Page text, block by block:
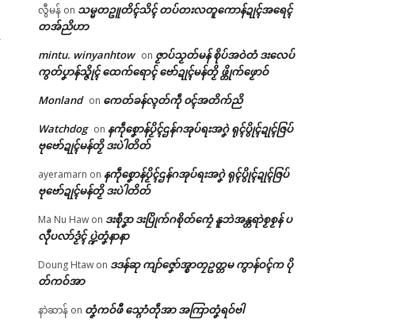
လွီမန် on သမ္မတဥူတိၚ်သိၚ် တပ်တးလတူကောန်ဍုၚ်အရေၚ်
တအ်ညိဟာ
mintu. winyanhtow on ဇၟာပ်သၟတ်မန် စိုပ်အဝဲတံ ဒးလေပ်
ကွတ်ပၞာန်သ္ဇိုၚ် ထေက်ရောၚ် ဗော်ဍုၚ်မန်တၟိ ဖ္တိုက်ဖၟောဝ်
Monland on ကေတ်ခန်လ္ၚတ်ကဵု ၀ၚ်အတိက်ညိ
Watchdog on နကဵုစၞောန်ပၟိၚ်ဌန်ဂအုပ်ရးအဂၞဲ ရုၚ်ပွိုၚ်ဍုၚ်ဇြပ်
ဗုဗော်ဍုၚ်မန်တၟိ ဒးပဲါတိတ်
ayeramarn on နကဵုစၞောန်ပၟိၚ်ဌန်ဂအုပ်ရးအဂၞဲ ရုၚ်ပွိုၚ်ဍုၚ်ဇြပ်
ဗုဗော်ဍုၚ်မန်တၟိ ဒးပဲါတိတ်
Ma Nu Haw on ဒးစဵုဒၞာ ဒးပြိုက်ဂစိုတ်ကၠေံ နူဘဲအန္တရာဲစၟစၟန် ပ
လီုပလာ်ဒၟံၚ် ပ္ဍဲတၞံနာနာ
Doung Htaw on ဒဒန်ဆု ကျာ်ဇၞော်အ္စာတၠဥတ္တမ ကွာန်ဝၚ်က ပို
တ်ကဝ်အာ
နာဲဆာန် on တၞံကဝ်ဖီ သ္ဂောံတဵုအာ အကြာတၞံရဝ်ဗါ